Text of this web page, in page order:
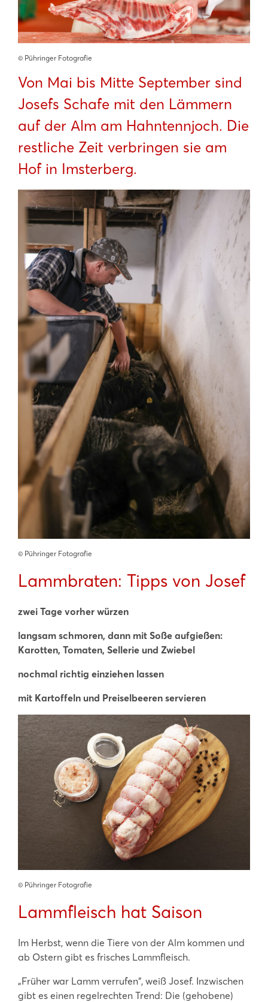
©️ Pühringer Fotografie
Von Mai bis Mitte September sind
Josefs Schafe mit den Lämmern
auf der Alm am Hahntennjoch. Die
restliche Zeit verbringen sie am
Hof in Imsterberg.
©️ Pühringer Fotografie
Lammbraten: Tipps von Josef
zwei Tage vorher würzen
langsam schmoren, dann mit Soße aufgießen:
Karotten, Tomaten, Sellerie und Zwiebel
nochmal richtig einziehen lassen
mit Kartoffeln und Preiselbeeren servieren
©️ Pühringer Fotografie
Lammfleisch hat Saison
Im Herbst, wenn die Tiere von der Alm kommen und
ab Ostern gibt es frisches Lammfleisch.
„Früher war Lamm verrufen“, weiß Josef. Inzwischen
gibt es einen regelrechten Trend: Die (gehobene)